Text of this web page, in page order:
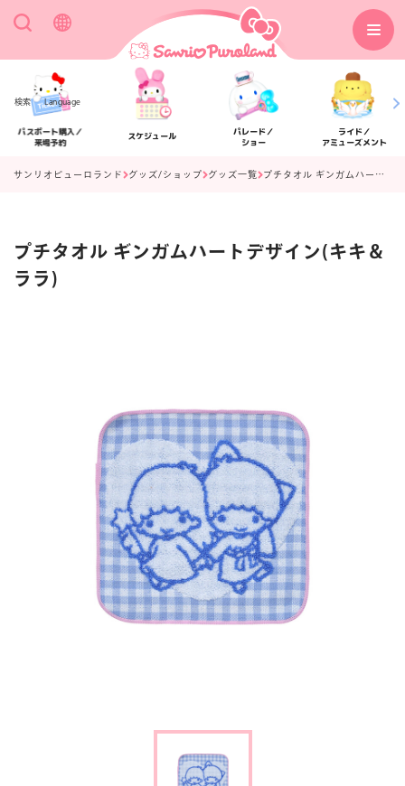
検索 Language
パスポート購入／
来場予約
スケジュール
パレード／
ショー
ライド／
アミューズメント
アクセス フロアマップ
よくあるご質問 ニュース
サンリオピューロランド グッズ/ショップ グッズ一覧 プチタオル ギンガムハートデザイン(キキ＆ララ)
プチタオル ギンガムハートデザイン(キキ＆
ララ)